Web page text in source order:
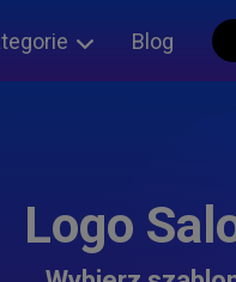
Blog
Logo